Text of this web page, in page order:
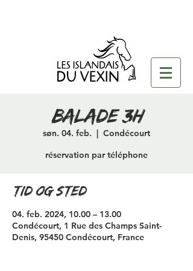
Balade 3H
søn. 04. feb.
  |
Condécourt
réservation par téléphone
Tid og sted
04. feb. 2024, 10.00 – 13.00
Condécourt, 1 Rue des Champs Saint-
Denis, 95450 Condécourt, France